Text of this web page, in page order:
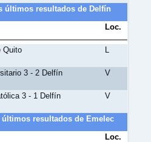
últimos resultados de Delfín
Loc.
Quito L
3 - 2 Delfín V
3 - 1 Delfín V
resultados de Emelec
Loc.